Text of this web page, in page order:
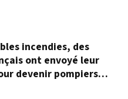
incendies, des
ont envoyé leur
devenir pompiers